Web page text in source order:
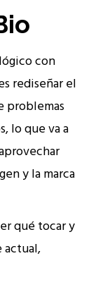
con
rediseñar el
problemas
lo que va a
y la marca
qué tocar y
actual,